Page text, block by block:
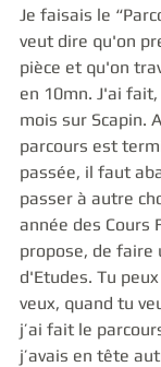
Je faisais le
veut dire qu'on
pièce et qu'on
en 10mn. J'ai
mois sur Scapin.
parcours est
passée, il faut
passer à autre
année des Cours
propose, de faire
d'Etudes. Tu
veux, quand tu
j’ai fait le
j’avais en tête